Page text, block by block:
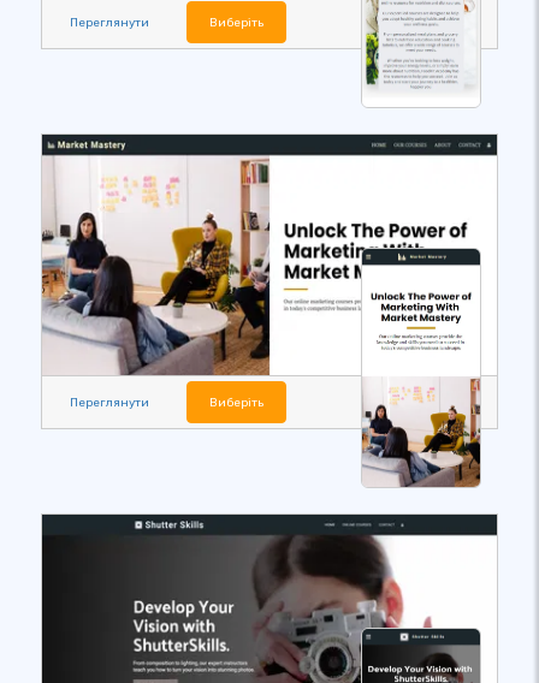
Переглянути Виберіть
Переглянути Виберіть